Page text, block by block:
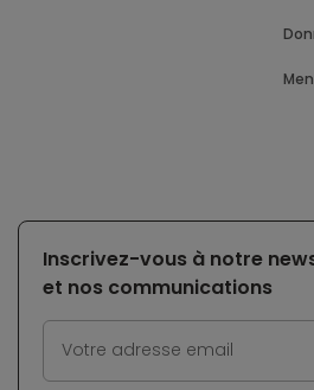
Inscrivez-vous à notre
et nos communications